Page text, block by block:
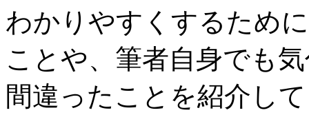
わかりやすくするため
ことや、筆者自身でも
間違ったことを紹介し